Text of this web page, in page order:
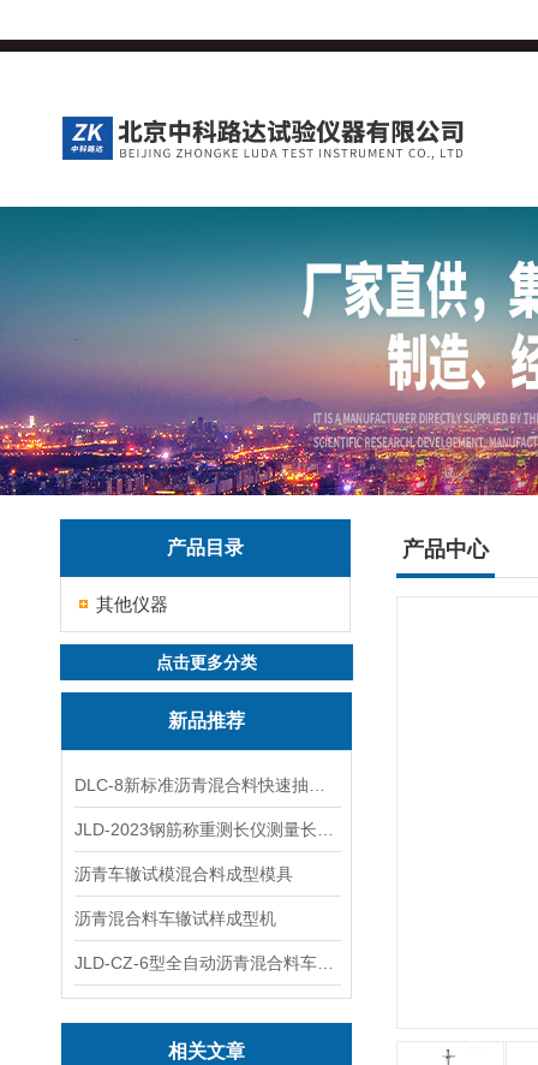
产品目录
其他仪器
点击更多分类
新品推荐
沥青车辙试模混合料成型模具
沥青混合料车辙试样成型机
相关文章
产品中心